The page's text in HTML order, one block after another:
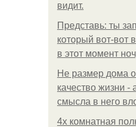
видит.
Представь: ты
который вот-вот
в этот момент
Не размер дома
качество жизни -
смысла в него
4x комнатная